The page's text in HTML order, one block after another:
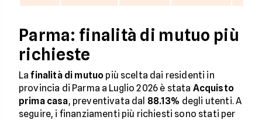
Parma: finalità di mutuo più
richieste
Lafinalità di mutuo più scelta dai residenti in
provincia di Parma a Luglio 2026 è stata Acquisto
prima casa, preventivata dal 88.13% degli utenti. A
seguire, i finanziamenti più richiesti sono stati per